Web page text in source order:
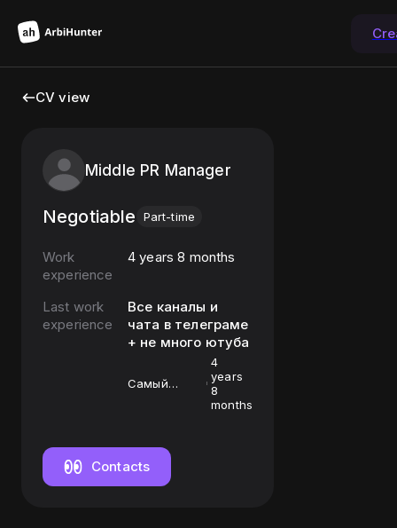
CV view
Middle PR Manager
Negotiable Part-time
Work
experience
4 years 8 months
Last work
experience
Все каналы и
чата в телеграме
+ не много ютуба
Самый
4
years
8
months
Contacts